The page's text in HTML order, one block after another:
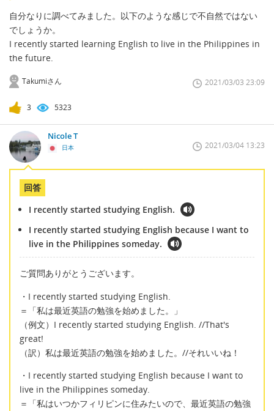
自分なりに調べてみました。以下のような感じで不自然ではない
でしょうか。
I recently started learning English to live in the Philippines in
the future.
Takumiさん 2021/03/03 23:09
3 5323
Nicole T
日本 2021/03/04 13:23
回答
I recently started studying English.
I recently started studying English because I want to
live in the Philippines someday.
ご質問ありがとうございます。
・I recently started studying English.
＝「私は最近英語の勉強を始めました。」
（例文）I recently started studying English. //That's
great!
（訳）私は最近英語の勉強を始めました。//それいいね！
・I recently started studying English because I want to
live in the Philippines someday.
＝「私はいつかフィリピンに住みたいので、最近英語の勉強